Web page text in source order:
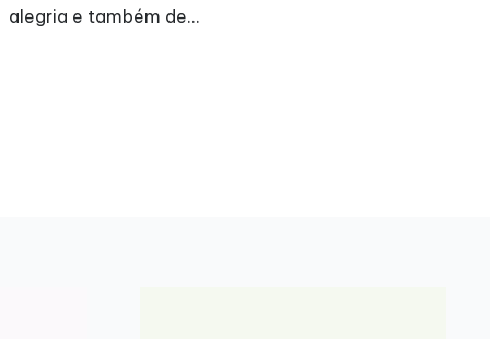
A Assembleia Geral Ordinária será realizada a 31-